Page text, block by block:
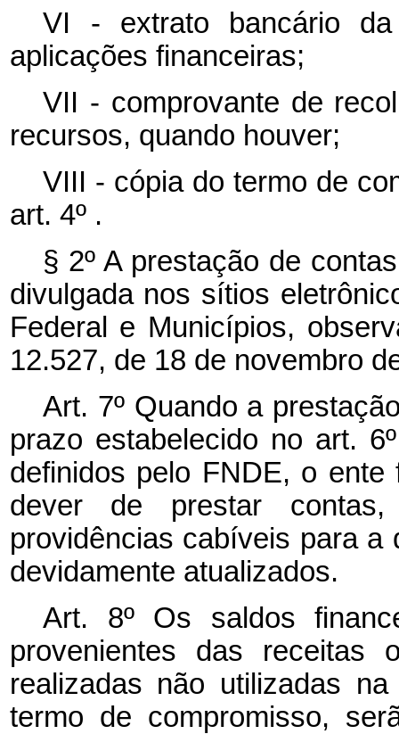
VI - extrato bancário
aplicações financeiras;
VII - comprovante de
recursos, quando houver;
VIII - cópia do termo de
art. 4º .
§ 2º A prestação de
divulgada nos sítios
Federal e Municípios,
12.527, de 18 de novembro
Art. 7º Quando a
prazo estabelecido no art.
definidos pelo FNDE, o
dever de prestar
providências cabíveis para a
devidamente atualizados.
Art. 8º Os saldos
provenientes das receitas
realizadas não utilizadas
termo de compromisso,